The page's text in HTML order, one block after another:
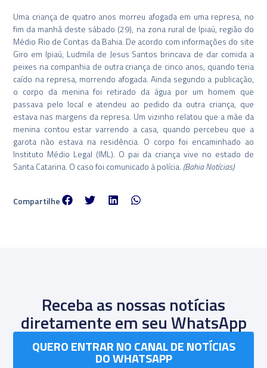
Uma criança de quatro anos morreu afogada em uma represa, no
fim da manhã deste sábado (29), na zona rural de Ipiaú, região do
Médio Rio de Contas da Bahia. De acordo com informações do site
Giro em Ipiaú, Ludmila de Jesus Santos brincava de dar comida a
peixes na companhia de outra criança de cinco anos, quando teria
caído na represa, morrendo afogada. Ainda segundo a publicação,
o corpo da menina foi retirado da água por um homem que
passava pelo local e atendeu ao pedido da outra criança, que
estava nas margens da represa. Um vizinho relatou que a mãe da
menina contou estar varrendo a casa, quando percebeu que a
garota não estava na residência. O corpo foi encaminhado ao
Instituto Médio Legal (IML). O pai da criança vive no estado de
Santa Catarina. O caso foi comunicado à polícia. (Bahia Notícias)
Compartilhe
Receba as nossas notícias
diretamente em seu WhatsApp
QUERO ENTRAR NO CANAL DE NOTÍCIAS
DO WHATSAPP